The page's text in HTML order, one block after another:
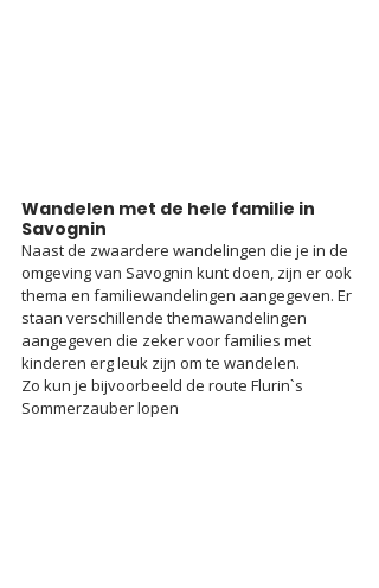
Wandelen met de hele familie in
Savognin
Naast de zwaardere wandelingen die je in de
omgeving van Savognin kunt doen, zijn er ook
thema en familiewandelingen aangegeven. Er
staan verschillende themawandelingen
aangegeven die zeker voor families met
kinderen erg leuk zijn om te wandelen.
Zo kun je bijvoorbeeld de route Flurin`s
Sommerzauber lopen